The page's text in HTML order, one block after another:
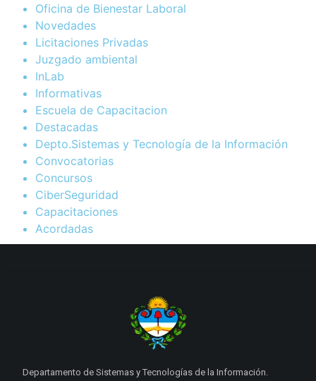
Oficina de Bienestar Laboral
Novedades
Licitaciones Privadas
Juzgado ambiental
InLab
Informativas
Escuela de Capacitacion
Destacadas
Depto.Sistemas y Tecnología de la Información
Convocatorias
Concursos
CiberSeguridad
Capacitaciones
Acordadas
Departamento de Sistemas y Tecnologías de la Información.